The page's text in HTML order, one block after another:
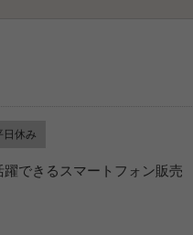
日休み
できるスマートフォン販売